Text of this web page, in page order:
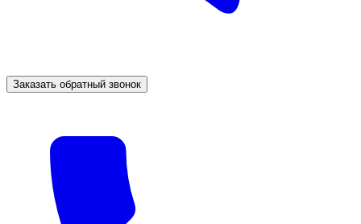
Заказать обратный звонок